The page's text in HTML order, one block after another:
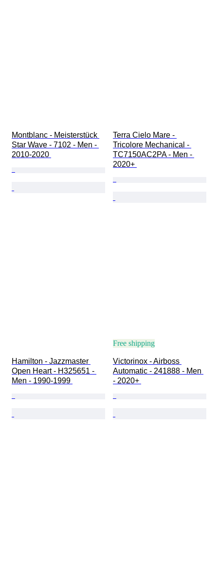
Montblanc - Meisterstück
Star Wave - 7102 - Men -
2010-2020
Terra Cielo Mare -
Tricolore Mechanical -
TC7150AC2PA - Men -
2020+
Hamilton - Jazzmaster
Open Heart - H325651 -
Men - 1990-1999
Free shipping
Victorinox - Airboss
Automatic - 241888 - Men
- 2020+